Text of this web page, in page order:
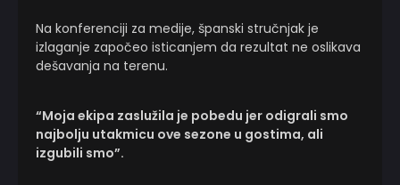
Na konferenciji za medije, španski stručnjak je
izlaganje započeo isticanjem da rezultat ne oslikava
dešavanja na terenu.
“Moja ekipa zaslužila je pobedu jer odigrali smo
najbolju utakmicu ove sezone u gostima, ali
izgubili smo”.